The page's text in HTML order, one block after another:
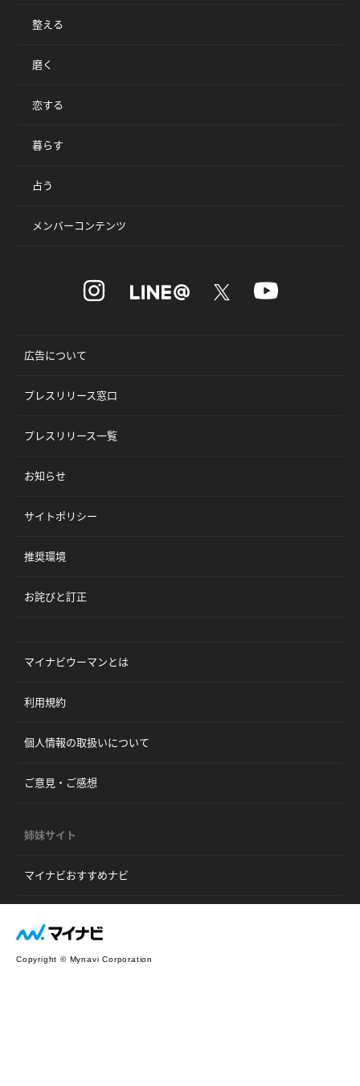
整える
磨く
恋する
暮らす
占う
メンバーコンテンツ
広告について
プレスリリース窓口
プレスリリース一覧
お知らせ
サイトポリシー
推奨環境
お詫びと訂正
マイナビウーマンとは
利用規約
個人情報の取扱いについて
ご意見・ご感想
姉妹サイト
マイナビおすすめナビ
Copyright © Mynavi Corporation